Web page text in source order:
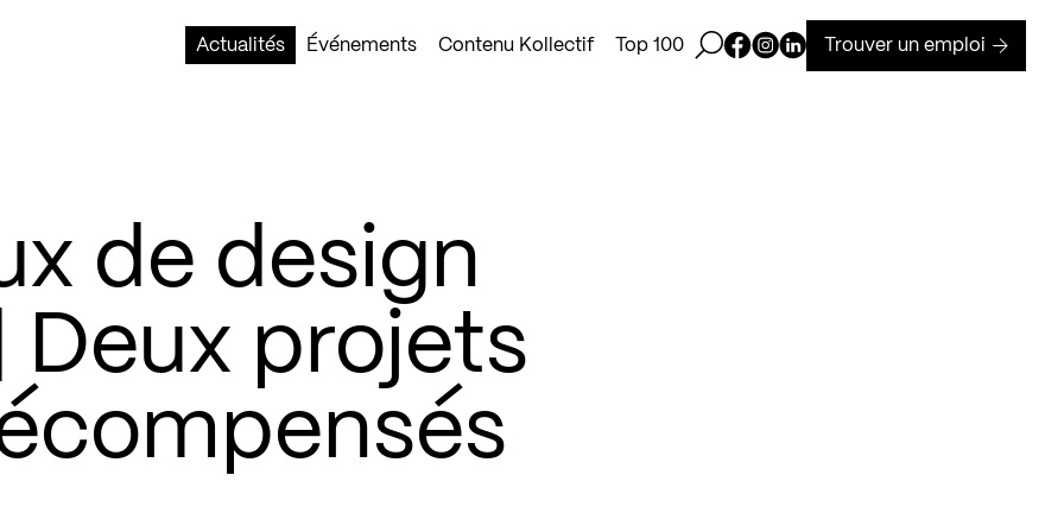
Actualités
Événements Contenu Kollectif Top 100 Ouvrir la barre de recherche
Page Facebook de Kollectif
Page Instagram de Kollectif
Page Linkedin de Kollectif
Trouver un emploi
de design
Deux projets